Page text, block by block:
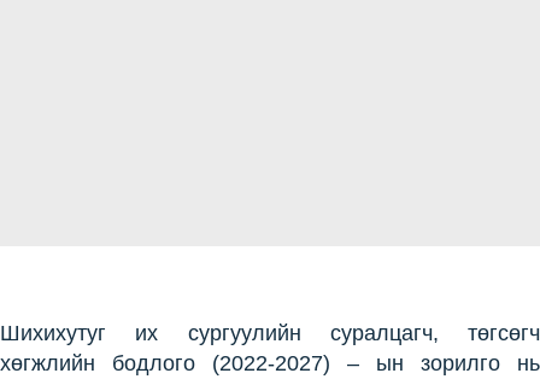
Шихихутуг их сургуулийн суралцагч, төгсөгч
хөгжлийн бодлого (2022-2027) – ын зорилго нь